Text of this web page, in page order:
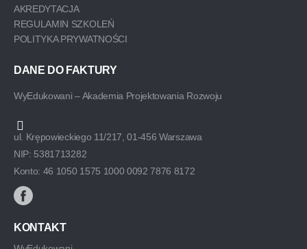
KONTAKT
DANE DO FAKTURY
WyEdukowani – Akademia Projektowania Rozwoju
ul. Krępowieckiego 11/217, 01-456 Warszawa
NIP: 5381713282
Konto: 46 1050 1575 1000 0092 7876 8172
AKREDYTACJA
REGULAMIN SZKOLEŃ
POLITYKA PRYWATNOŚCI